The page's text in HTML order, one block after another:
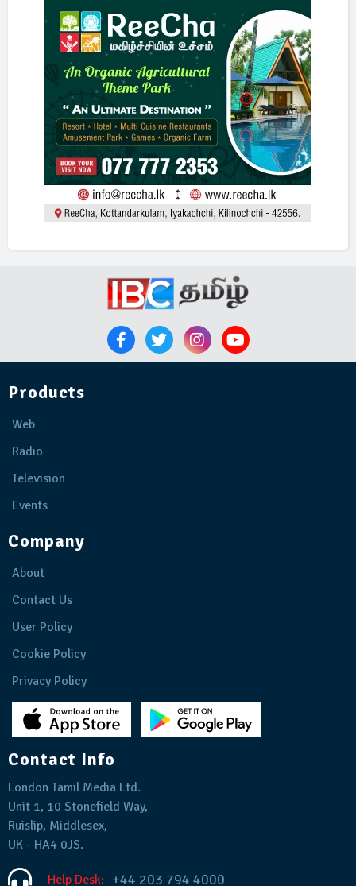
Products
Web
Radio
Television
Events
Company
About
Contact Us
User Policy
Cookie Policy
Privacy Policy
Contact Info
London Tamil Media Ltd.
Unit 1, 10 Stonefield Way,
Ruislip, Middlesex,
UK - HA4 0JS.
Help Desk: +44 203 794 4000